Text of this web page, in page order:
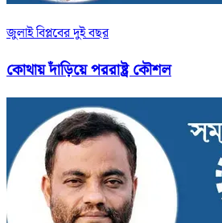
জুলাই বিপ্লবের দুই বছর
কোথায় দাঁড়িয়ে পররাষ্ট্র কৌশল